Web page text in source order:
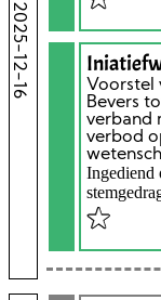
2025-12-16
Voorstel
Bevers
verband
verbod
Ingediend